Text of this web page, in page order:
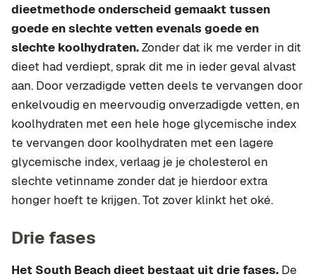
dieetmethode onderscheid gemaakt tussen
goede en slechte vetten evenals goede en
slechte koolhydraten.Zonder dat ik me verder in dit
dieet had verdiept, sprak dit me in ieder geval alvast
aan. Door verzadigde vetten deels te vervangen door
enkelvoudig en meervoudig onverzadigde vetten, en
koolhydraten met een hele hoge glycemische index
te vervangen door koolhydraten met een lagere
glycemische index, verlaag je je cholesterol en
slechte vetinname zonder dat je hierdoor extra
honger hoeft te krijgen. Tot zover klinkt het oké.
Drie fases
Het South Beach dieet bestaat uit drie fases. De